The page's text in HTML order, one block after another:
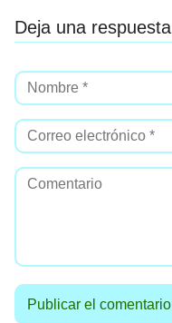
Deja una respuesta